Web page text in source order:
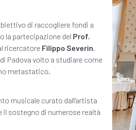
di raccogliere fondi a
la partecipazione del Prof.
ricercatore Filippo Severin,
Padova volto a studiare come
metastatico.
musicale curato dall’artista
il sostegno di numerose realtà